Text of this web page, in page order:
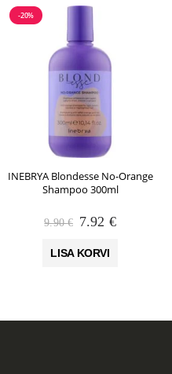
-20%
INEBRYA Blondesse No-Orange
Shampoo 300ml
9.90€ Algne
oli:
7.92 €Praegune
LISA KORVI